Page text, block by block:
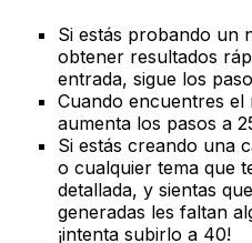
Si estás probando un
obtener resultados
entrada, sigue los
Cuando encuentres el
aumenta los pasos a
Si estás creando una
o cualquier tema que
detallada, y sientas
generadas les faltan
¡intenta subirlo a 40!